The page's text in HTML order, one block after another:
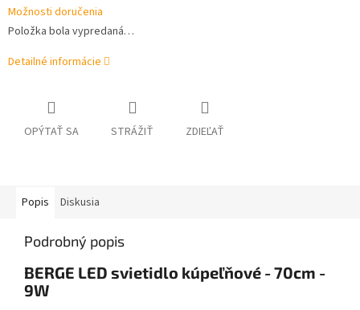
Možnosti doručenia
Položka bola vypredaná…
Detailné informácie
OPÝTAŤ SA STRÁŽIŤ ZDIEĽAŤ
Popis Diskusia
Podrobný popis
BERGE LED svietidlo kúpeľňové - 70cm -
9W